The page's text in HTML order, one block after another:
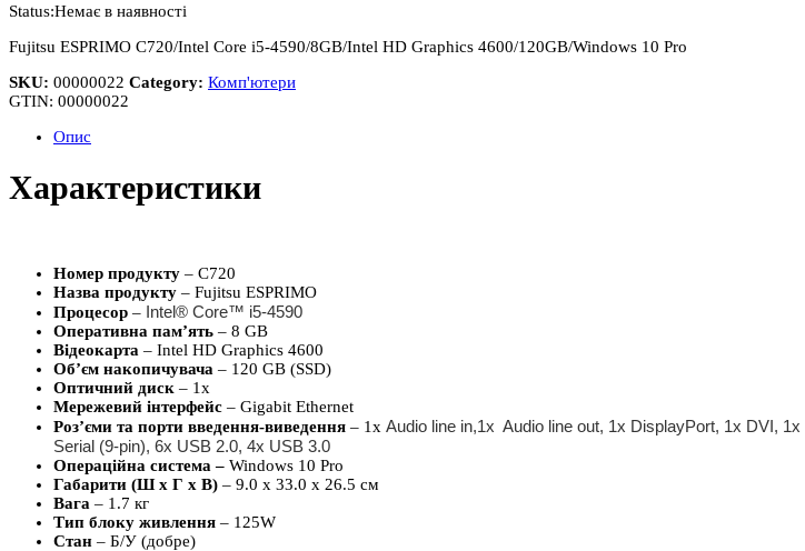
Status:Немає в наявності
Fujitsu ESPRIMO C720/Intel Core i5-4590/8GB/Intel HD Graphics 4600/120GB/Windows 10 Pro
SKU: 00000022 Category: Комп'ютери
GTIN: 00000022
Опис
Характеристики
Номер продукту – C720
Назва продукту – Fujitsu ESPRIMO
Процесор – Intel® Core™ i5-4590
Оперативна пам’ять – 8 GB
Відеокарта – Intel HD Graphics 4600
Об’єм накопичувача – 120 GB (SSD)
Оптичний диск – 1x
Мережевий інтерфейс – Gigabit Ethernet
Роз’єми та порти введення-виведення – 1x Audio line in,1x Audio line out, 1x DisplayPort, 1x DVI,
Serial (9-pin), 6x USB 2.0, 4x USB 3.0
Операційна система – Windows 10 Pro
Габарити (Ш х Г х В) – 9.0 x 33.0 x 26.5 см
Вага – 1.7 кг
Тип блоку живлення – 125W
Стан – Б/У (добре)